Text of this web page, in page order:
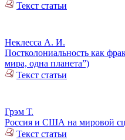
Текст статьи
Неклесса А. И.
Постколониальность как
мира, одна планета”)
Текст статьи
Грэм Т.
Россия и США на мировой
Текст статьи